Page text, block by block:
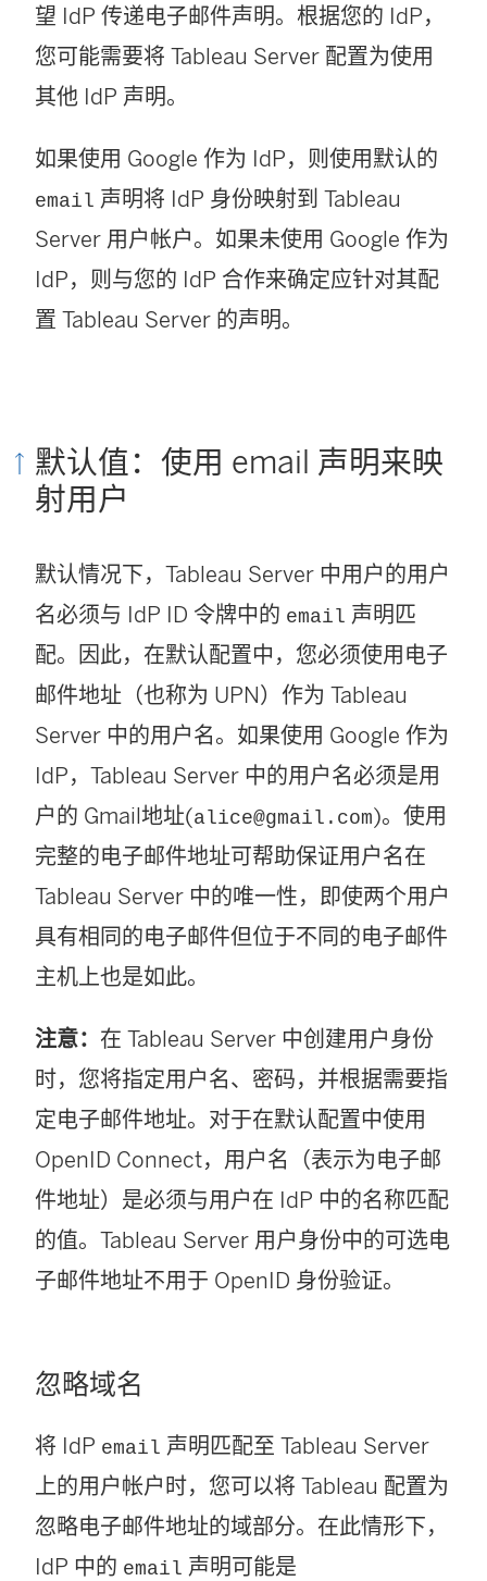
望 IdP 传递电子邮件声明。根据您的 IdP，
您可能需要将 Tableau Server 配置为使用
其他 IdP 声明。
如果使用 Google 作为 IdP，则使用默认的
email 声明将 IdP 身份映射到 Tableau
Server 用户帐户。如果未使用 Google 作为
IdP，则与您的 IdP 合作来确定应针对其配
置 Tableau Server 的声明。
默认值：使用 email 声明来映
射用户
默认情况下， Tableau Server 中用户的用户
名必须与 IdP ID 令牌中的 email 声明匹
配。因此，在默认配置中，您必须使用电子
邮件地址（也称为 UPN）作为 Tableau
Server 中的用户名。如果使用 Google 作为
IdP， Tableau Server 中的用户名必须是用
户的 Gmail 地址(alice@gmail.com)。使用
完整的电子邮件地址可帮助保证用户名在
Tableau Server 中的唯一性，即使两个用户
具有相同的电子邮件但位于不同的电子邮件
主机上也是如此。
注意： 在 Tableau Server 中创建用户身份
时，您将指定用户名、密码，并根据需要指
定电子邮件地址。对于在默认配置中使用
OpenID Connect，用户名（表示为电子邮
件地址）是必须与用户在 IdP 中的名称匹配
的值。 Tableau Server 用户身份中的可选电
子邮件地址不用于 OpenID 身份验证。
忽略域名
将 IdP email 声明匹配至 Tableau Server
上的用户帐户时，您可以将 Tableau 配置为
忽略电子邮件地址的域部分。在此情形下，
IdP 中的 email 声明可能是